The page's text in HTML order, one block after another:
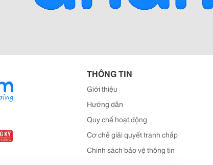
THÔNG TIN
Giới thiệu
Hướng dẫn
Quy chế hoạt động
Cơ chế giải quyết tranh chấp
Chính sách bảo vệ thông tin